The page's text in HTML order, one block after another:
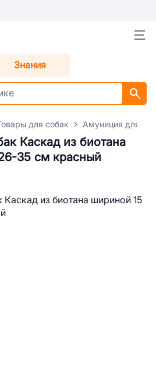
Знания
для собак Амуниция для
Каскад из биотана
35 см красный